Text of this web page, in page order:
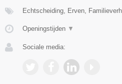
Echtscheiding, Erven,
Openingstijden ▼
Sociale media: